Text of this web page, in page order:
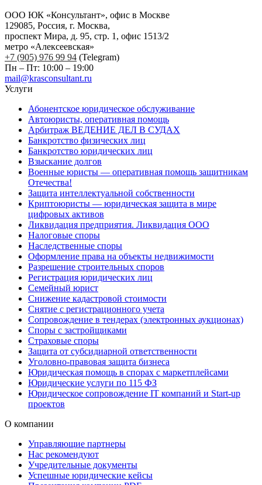
ООО ЮК «Консультант», офис в Москве
129085, Россия, г. Москва,
проспект Мира, д. 95, стр. 1, офис 1513/2
метро «Алексеевская»
+7 (905) 976 99 94 (Telegram)
Пн – Пт: 10:00 – 19:00
mail@krasconsultant.ru
Услуги
Абонентское юридическое обслуживание
Автоюристы, оперативная помощь
Арбитраж ВЕДЕНИЕ ДЕЛ В СУДАХ
Банкротство физических лиц
Банкротство юридических лиц
Взыскание долгов
Военные юристы — оперативная помощь защитникам
Отечества!
Защита интеллектуальной собственности
Криптоюристы — юридическая защита в мире
цифровых активов
Ликвидация предприятия. Ликвидация ООО
Налоговые споры
Наследственные споры
Оформление права на объекты недвижимости
Разрешение строительных споров
Регистрация юридических лиц
Семейный юрист
Снижение кадастровой стоимости
Снятие с регистрационного учета
Сопровождение в тендерах (электронных аукционах)
Споры с застройщиками
Страховые споры
Защита от субсидиарной ответственности
Уголовно-правовая защита бизнеса
Юридическая помощь в спорах с маркетплейсами
Юридические услуги по 115 ФЗ
Юридическое сопровождение IT компаний и Start-up
проектов
О компании
Управляющие партнеры
Нас рекомендуют
Учредительные документы
Успешные юридические кейсы